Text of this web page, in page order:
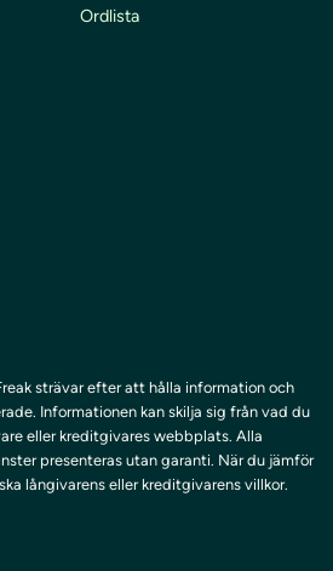
Ordlista
strävar efter att hålla information och
Informationen kan skilja sig från vad du
eller kreditgivares webbplats. Alla
presenteras utan garanti. När du jämför
långivarens eller kreditgivarens villkor.